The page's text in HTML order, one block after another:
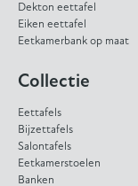
Dekton eettafel
Eiken eettafel
Eetkamerbank op maat
Collectie
Eettafels
Bijzettafels
Salontafels
Eetkamerstoelen
Banken